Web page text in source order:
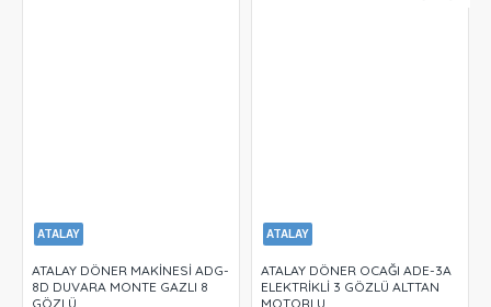
ATALAY
ATALAY DÖNER MAKİNESİ ADG-
8D DUVARA MONTE GAZLI 8
GÖZLÜ
ATALAY
ATALAY DÖNER OCAĞI ADE-3A
ELEKTRİKLİ 3 GÖZLÜ ALTTAN
MOTORLU